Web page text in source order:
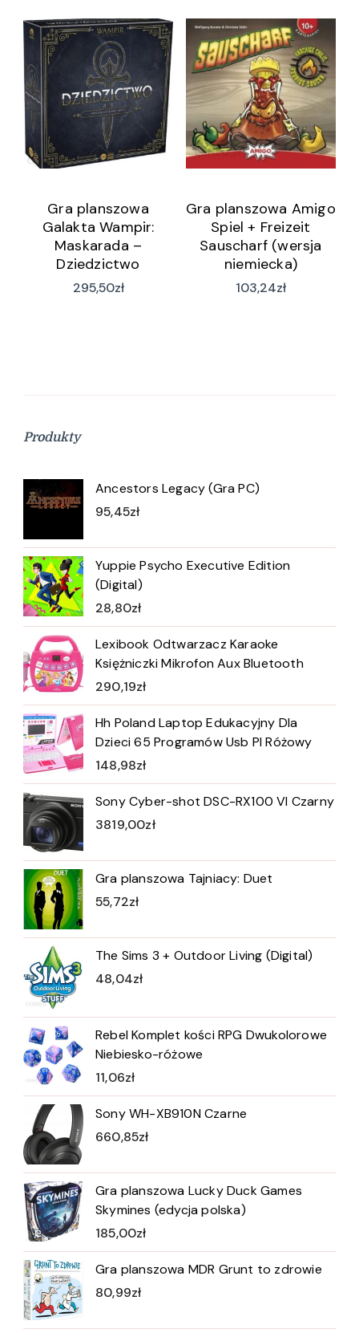
Gra planszowa
Galakta Wampir:
Maskarada –
Dziedzictwo
295,50zł
Gra planszowa Amigo
Spiel + Freizeit
Sauscharf (wersja
niemiecka)
103,24zł
Produkty
Ancestors Legacy (Gra PC)
95,45zł
Yuppie Psycho Executive Edition
(Digital)
28,80zł
Lexibook Odtwarzacz Karaoke
Księżniczki Mikrofon Aux Bluetooth
290,19zł
Hh Poland Laptop Edukacyjny Dla
Dzieci 65 Programów Usb Pl Różowy
148,98zł
Sony Cyber-shot DSC-RX100 VI Czarny
3819,00zł
Gra planszowa Tajniacy: Duet
55,72zł
The Sims 3 + Outdoor Living (Digital)
48,04zł
Rebel Komplet kości RPG Dwukolorowe
Niebiesko-różowe
11,06zł
Sony WH-XB910N Czarne
660,85zł
Gra planszowa Lucky Duck Games
Skymines (edycja polska)
185,00zł
Gra planszowa MDR Grunt to zdrowie
80,99zł